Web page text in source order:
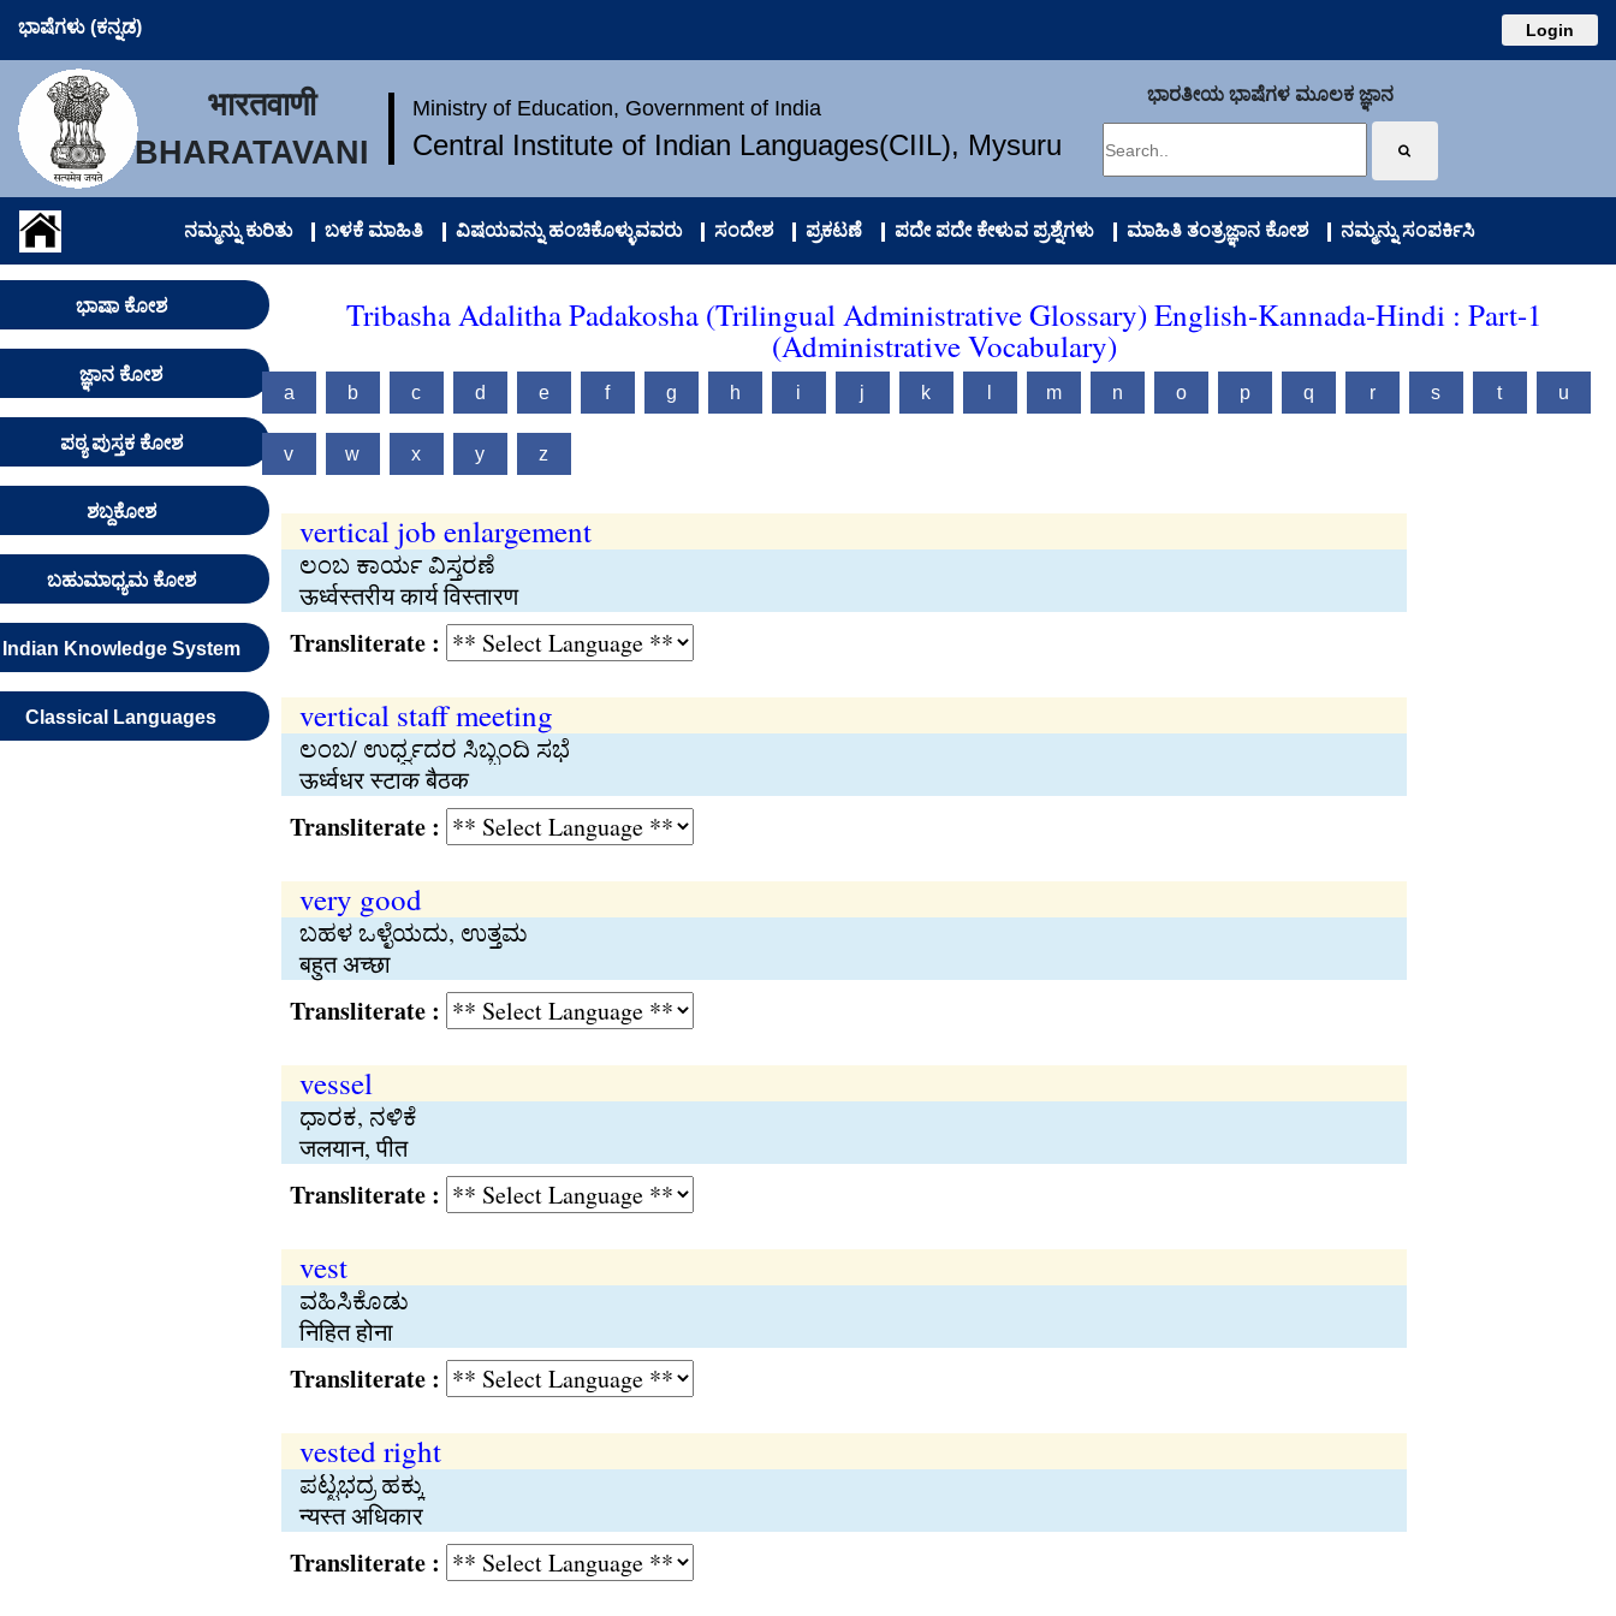
ಭಾಷೆಗಳು (ಕನ್ನಡ) Login
भारतवाणी
BHARATAVANI
Ministry of Education, Government of India
Central Institute of Indian Languages(CIIL), Mysuru
ಭಾರತೀಯ ಭಾಷೆಗಳ ಮೂಲಕ ಜ್ಞಾನ
ನಮ್ಮನ್ನು ಕುರಿತು ಬಳಕೆ ಮಾಹಿತಿ ವಿಷಯವನ್ನು ಹಂಚಿಕೊಳ್ಳುವವರು ಸಂದೇಶ ಪ್ರಕಟಣೆ ಪದೇ ಪದೇ ಕೇಳುವ ಪ್ರಶ್ನೆಗಳು ಮಾಹಿತಿ ತಂತ್ರಜ್ಞಾನ ಕೋಶ ನಮ್ಮನ್ನು ಸಂಪರ್ಕಿಸಿ
ಭಾಷಾ ಕೋಶ
ಜ್ಞಾನ ಕೋಶ
ಪಠ್ಯ ಪುಸ್ತಕ ಕೋಶ
ಶಬ್ದಕೋಶ
ಬಹುಮಾಧ್ಯಮ ಕೋಶ
Indian Knowledge System
Classical Languages
Tribasha Adalitha Padakosha (Trilingual Administrative Glossary) English-Kannada-Hindi : Part-1
(Administrative Vocabulary)
a b c d e f g h i j k m n o p q r s t u
v w x y z
vertical job enlargement
ಲಂಬ ಕಾರ್ಯ ವಿಸ್ತರಣೆ
ऊर्ध्वस्तरीय कार्य विस्तारण
Transliterate :
vertical staff meeting
ಲಂಬ/ ಉರ್ಧ್ವದರ ಸಿಬ್ಬಂದಿ ಸಭೆ
ऊर्ध्वधर स्टाक बैठक
Transliterate :
very good
ಬಹಳ ಒಳ್ಳೆಯದು, ಉತ್ತಮ
बहुत अच्छा
Transliterate :
vessel
ಧಾರಕ, ನಳಿಕೆ
जलयान, पीत
Transliterate :
vest
ವಹಿಸಿಕೊಡು
निहित होना
Transliterate :
vested right
ಪಟ್ಟಭದ್ರ ಹಕ್ಕು
न्यस्त अधिकार
Transliterate :